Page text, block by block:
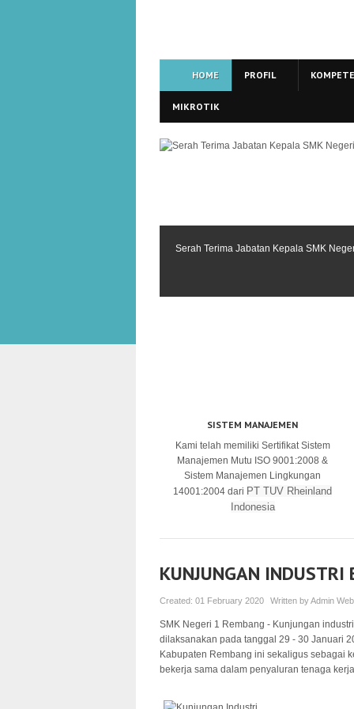
HOME PROFIL
MIKROTIK
Serah Terima Jabatan Kepala SMK
SISTEM MANAJEMEN
Kami telah memiliki Sertifikat Sistem
Manajemen Mutu ISO 9001:2008 &
Sistem Manajemen Lingkungan
14001:2004 dari PT TUV Rheinland
Indonesia
KUNJUNGAN INDUSTRI
Created: 01 February 2020 Written byAdmin
SMK Negeri 1 Rembang - Kunjungan
dilaksanakan pada tanggal 29 - 30 Januari
Kabupaten Rembang ini sekaligus sebagai
bekerja sama dalam penyaluran tenaga